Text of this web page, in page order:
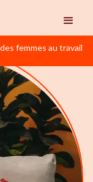
femmes au travail